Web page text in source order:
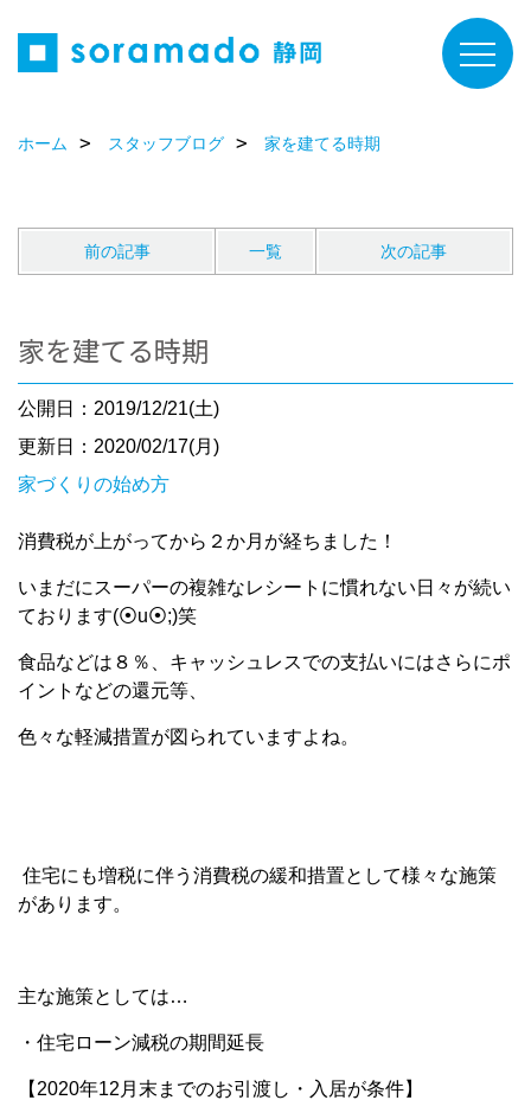
ホーム スタッフブログ 家を建てる時期
前の記事 一覧 次の記事
家を建てる時期
公開日：2019/12/21(土)
更新日：2020/02/17(月)
家づくりの始め方
消費税が上がってから２か月が経ちました！
いまだにスーパーの複雑なレシートに慣れない日々が続い
ております(⦿u⦿;)笑
食品などは８％、キャッシュレスでの支払いにはさらにポ
イントなどの還元等、
色々な軽減措置が図られていますよね。
住宅にも増税に伴う消費税の緩和措置として様々な施策
があります。
主な施策としては…
・住宅ローン減税の期間延長
【2020年12月末までのお引渡し・入居が条件】